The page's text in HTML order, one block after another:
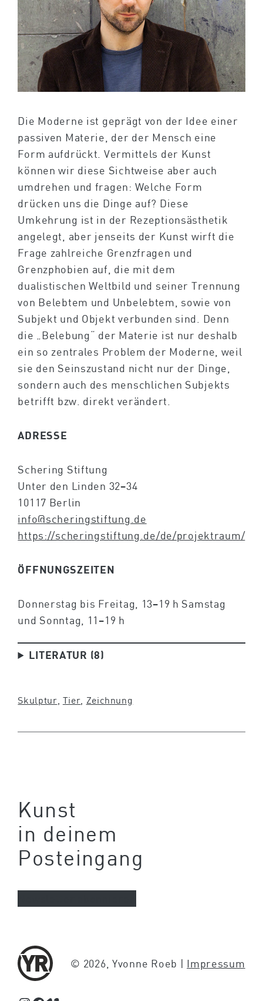
Die Moderne ist geprägt von der Idee einer
passiven Materie, der der Mensch eine
Form aufdrückt. Vermittels der Kunst
können wir diese Sichtweise aber auch
umdrehen und fragen: Welche Form
drücken uns die Dinge auf? Diese
Umkehrung ist in der Rezeptionsästhetik
angelegt, aber jenseits der Kunst wirft die
Frage zahlreiche Grenzfragen und
Grenzphobien auf, die mit dem
dualistischen Weltbild und seiner Trennung
von Belebtem und Unbelebtem, sowie von
Subjekt und Objekt verbunden sind. Denn
die „Belebung“ der Materie ist nur deshalb
ein so zentrales Problem der Moderne, weil
sie den Seinszustand nicht nur der Dinge,
sondern auch des menschlichen Subjekts
betrifft bzw. direkt verändert.
ADRESSE
Schering Stiftung
Unter den Linden 32–34
10117 Berlin
info@scheringstiftung.de
https://scheringstiftung.de/de/projektraum/
ÖFFNUNGSZEITEN
Donnerstag bis Freitag, 13–19 h Samstag
und Sonntag, 11–19 h
LITERATUR (8)
Skulptur Tier Zeichnung
Kunst
in deinem
Posteingang
© 2026, Yvonne Roeb | Impressum